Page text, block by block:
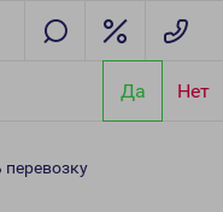
Да Нет
перевозку